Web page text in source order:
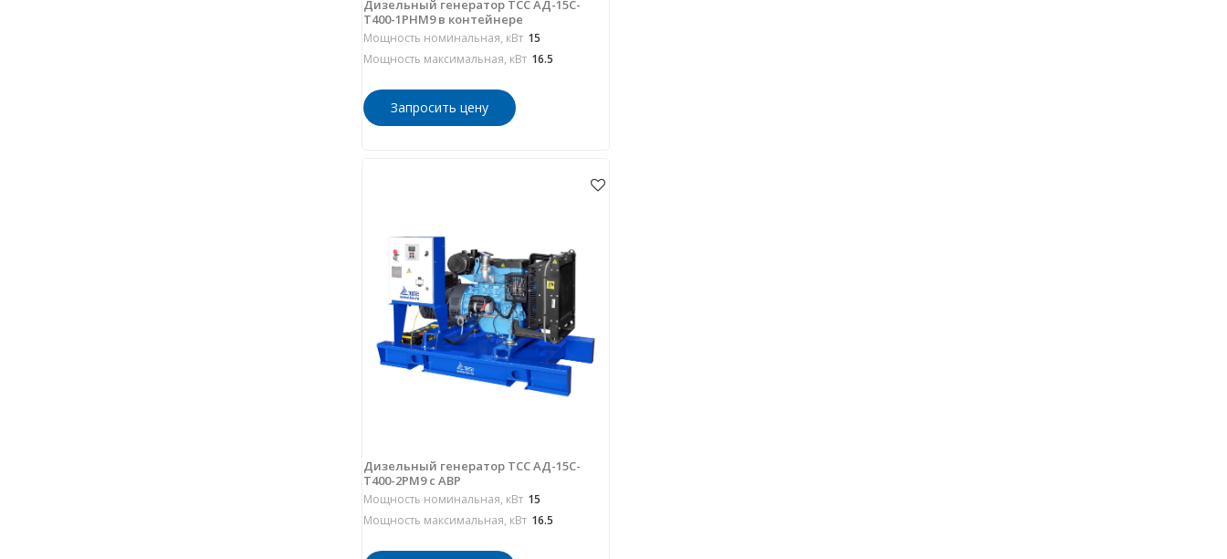
Дизельный генератор ТСС АД-15С-
Т400-1РНМ9 в контейнере
Мощность номинальная, кВт 15
Мощность максимальная, кВт 16.5
Запросить цену
Дизельный генератор ТСС АД-15С-
Т400-2РМ9 c АВР
Мощность номинальная, кВт 15
Мощность максимальная, кВт 16.5